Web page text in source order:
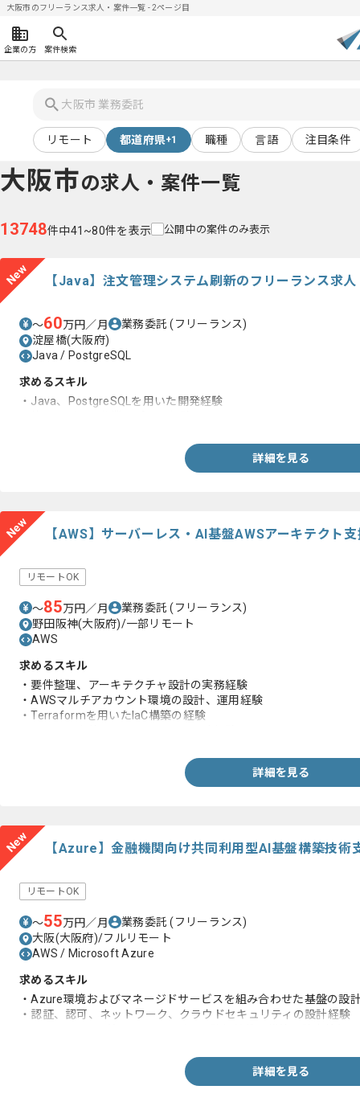
大阪市のフリーランス求人・案件一覧 - 2ページ目
企業の方 案件検索
リモート 都道府県+1 職種 言語 注目条件
大阪市の求人・案件一覧
13748件中41~80件を表示 公開中の案件のみ表示
New 【Java】注文管理システム刷新のフリーランス求
〜60万円／月 業務委託(フリーランス)
淀屋橋(大阪府)
Java / PostgreSQL
求めるスキル
・Java、PostgreSQLを用いた開発経験
詳細を見る
New 【AWS】サーバーレス・AI基盤AWSアーキテクト
リモートOK
〜85万円／月 業務委託(フリーランス)
野田阪神(大阪府)/一部リモート
AWS
求めるスキル
・要件整理、アーキテクチャ設計の実務経験
・AWSマルチアカウント環境の設計、運用経験
・Terraformを用いたIaC構築の経験
詳細を見る
New 【Azure】金融機関向け共同利用型AI基盤構築技術
リモートOK
〜55万円／月 業務委託(フリーランス)
大阪(大阪府)/フルリモート
AWS / Microsoft Azure
求めるスキル
・Azure環境およびマネージドサービスを組み合わせた基盤の設
・認証、認可、ネットワーク、クラウドセキュリティの設計経験
詳細を見る